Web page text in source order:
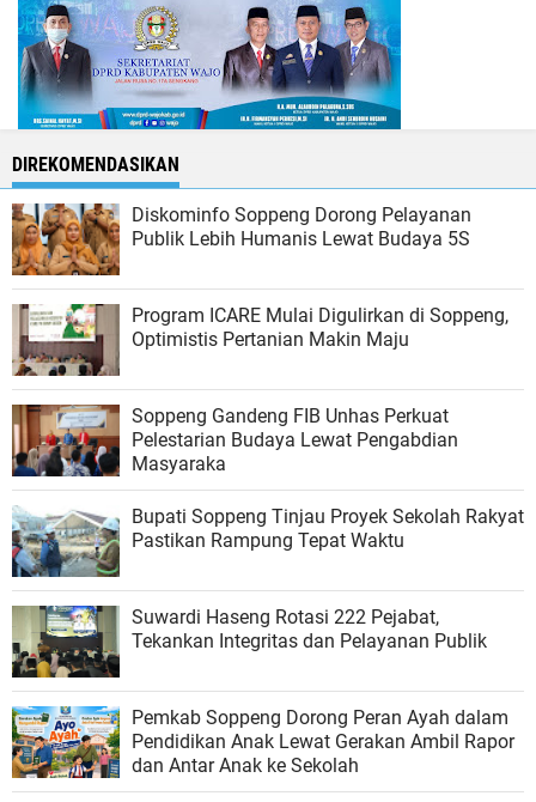
DIREKOMENDASIKAN
Diskominfo Soppeng Dorong Pelayanan
Publik Lebih Humanis Lewat Budaya 5S
Program ICARE Mulai Digulirkan di Soppeng,
Optimistis Pertanian Makin Maju
Soppeng Gandeng FIB Unhas Perkuat
Pelestarian Budaya Lewat Pengabdian
Masyaraka
Bupati Soppeng Tinjau Proyek Sekolah Rakyat
Pastikan Rampung Tepat Waktu
Suwardi Haseng Rotasi 222 Pejabat,
Tekankan Integritas dan Pelayanan Publik
Pemkab Soppeng Dorong Peran Ayah dalam
Pendidikan Anak Lewat Gerakan Ambil Rapor
dan Antar Anak ke Sekolah